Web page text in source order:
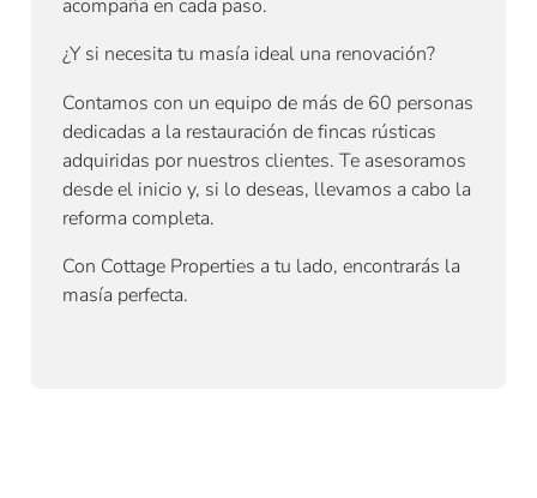
acompaña en cada paso.
¿Y si necesita tu masía ideal una renovación?
Contamos con un equipo de más de 60 personas
dedicadas a la restauración de fincas rústicas
adquiridas por nuestros clientes. Te asesoramos
desde el inicio y, si lo deseas, llevamos a cabo la
reforma completa.
Con Cottage Properties a tu lado, encontrarás la
masía perfecta.